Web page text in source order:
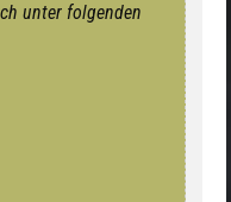
unter folgenden